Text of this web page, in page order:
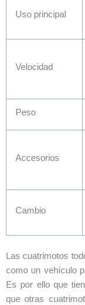
Uso principal
Velocidad
Peso
Accesorios
Cambio
Las cuatrimotos
como un vehículo
Es por ello que
que otras